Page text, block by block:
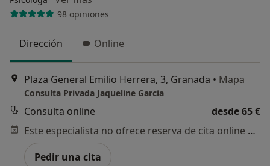
98 opiniones
Dirección Online
Plaza General Emilio Herrera, 3, Granada • Mapa
Consulta Privada Jaqueline Garcia
Consulta online
desde 65 €
Este especialista no ofrece reserva de cita online en esta dirección.
Pedir una cita